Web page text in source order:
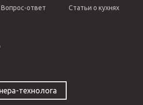
Вопрос-ответ
Статьи о кухнях
технолога